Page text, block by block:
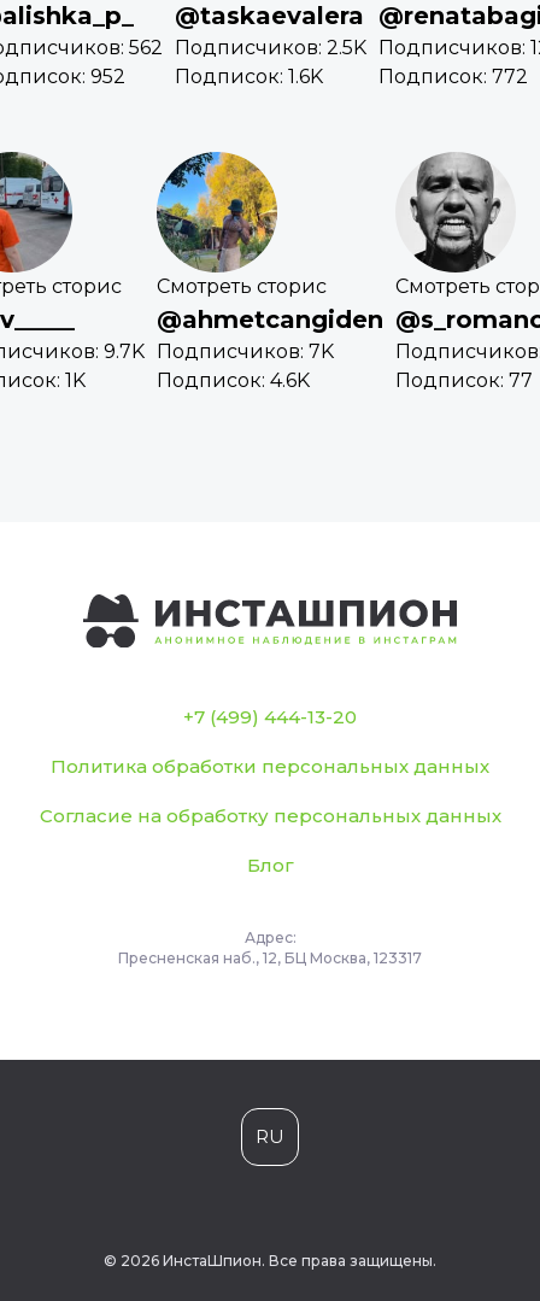
562
952
@taskaevalera
Подписчиков: 2.5K
Подписок: 1.6K
Подписчиков:
Подписок: 772
сторис
9.7K
1K
Смотреть сторис
@ahmetcangiden
Подписчиков: 7K
Подписок: 4.6K
Смотреть
Подписчиков:
Подписок: 77
+7 (499) 444-13-20
Политика обработки персональных данных
Согласие на обработку персональных данных
Блог
Адрес:
Пресненская наб., 12, БЦ Москва, 123317
RU
© 2026 ИнстаШпион. Все права защищены.